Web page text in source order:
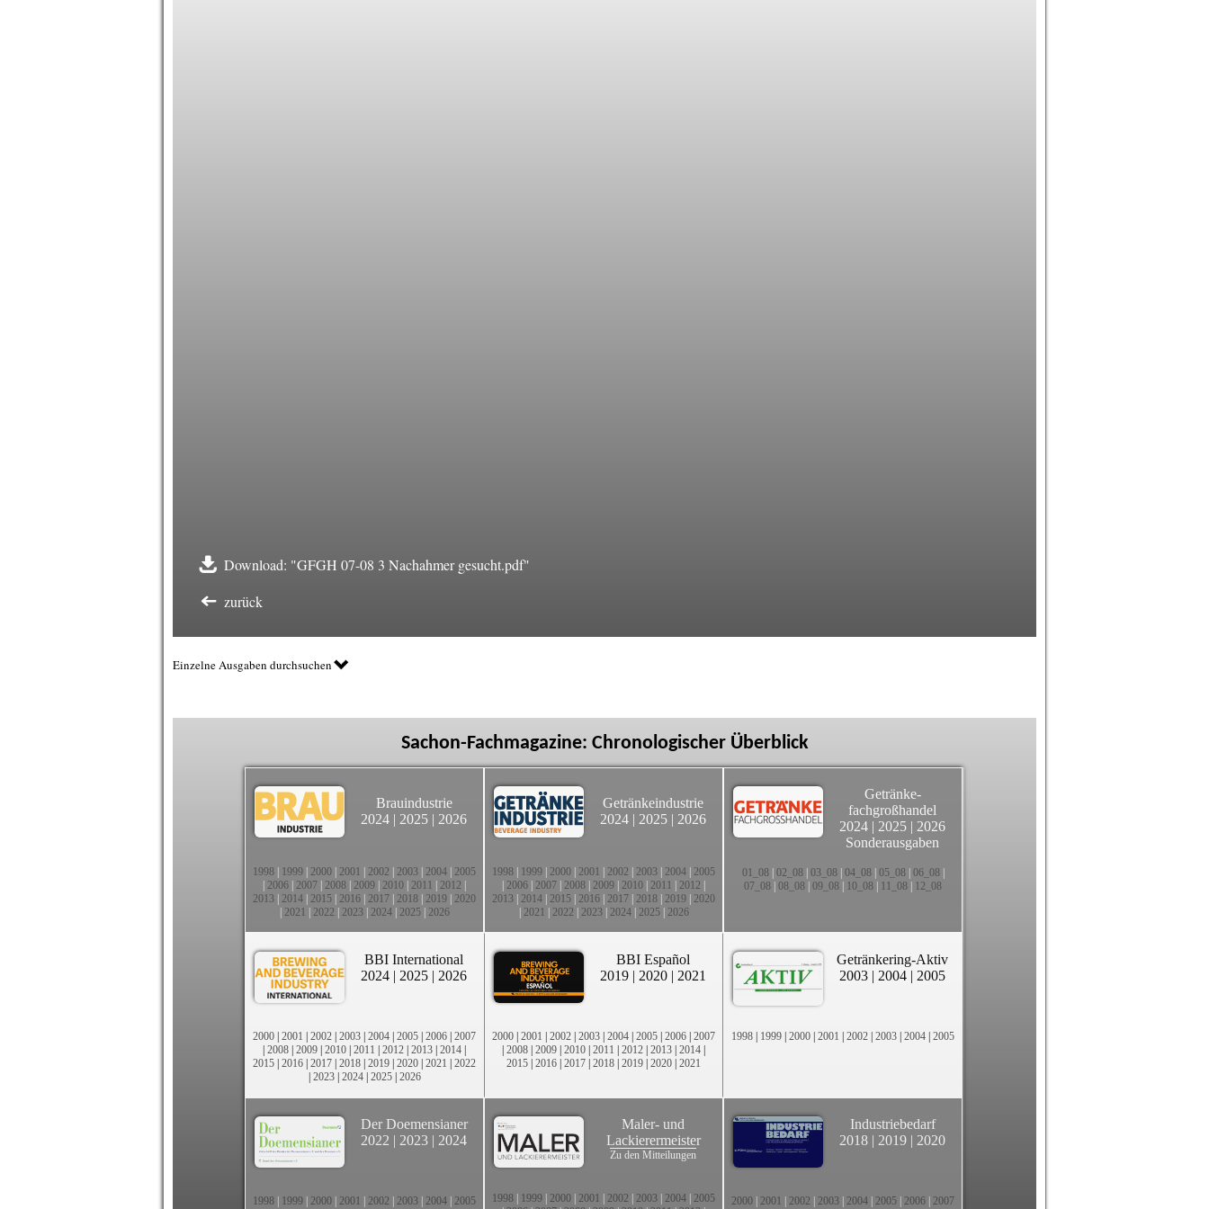
Download: "GFGH 07-08 3 Nachahmer gesucht.pdf"
zurück
Einzelne Ausgaben durchsuchen
Sachon-Fachmagazine: Chronologischer Überblick
Brauindustrie
2024 | 2025 | 2026
1998 1999 2000 2001 2002 2003 2004 2005
2006 2007 2008 2009 2010 2011 2012
2013 2014 2015 2016 2017 2018 2019 2020
2021 2022 2023| 2024| 2025| 2026
Getränkeindustrie
2024 | 2025 | 2026
1998 1999 2000 2001 2002 2003 2004 2005
2006 2007 2008 2009 2010 2011 2012
2013 2014 2015 2016 2017 2018 2019 2020
2021 2022 2023| 2024| 2025| 2026
Getränke-
fachgroßhandel
2024 | 2025 | 2026
Sonderausgaben
01_08| 02_08| 03_08| 04_08| 05_08| 06_08|
07_08 08_08 09_08 10_08 11_08 12_08
BBI International
2024 | 2025 | 2026
2000 | 2001 | 2002 | 2003 | 2004 | 2005 | 2006 | 2007
| 2008 | 2009 | 2010 | 2011 | 2012 | 2013 | 2014 |
2015 | 2016 | 2017 | 2018 | 2019 | 2020 | 2021 | 2022
| 2023| 2024| 2025| 2026
BBI Español
2019 | 2020 | 2021
2000 | 2001 | 2002 | 2003 | 2004 | 2005 | 2006 | 2007
| 2008 | 2009 | 2010 | 2011 | 2012 | 2013 | 2014 |
2015 | 2016 | 2017 | 2018 | 2019 | 2020 | 2021
Getränkering-Aktiv
2003 | 2004 | 2005
1998 | 1999 | 2000 | 2001 | 2002 | 2003 | 2004 | 2005
Der Doemensianer
2022 | 2023 | 2024
1998 1999 2000 2001 2002 2003 2004 2005
Maler- und
Lackierermeister
Zu den Mitteilungen
1998 1999 2000 2001 2002 2003 2004 2005
Industriebedarf
2018 | 2019 | 2020
2000 2001 2002 2003 2004 2005 2006 2007